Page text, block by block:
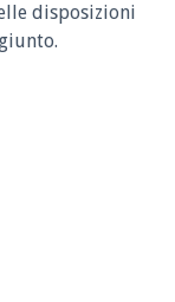
disposizioni